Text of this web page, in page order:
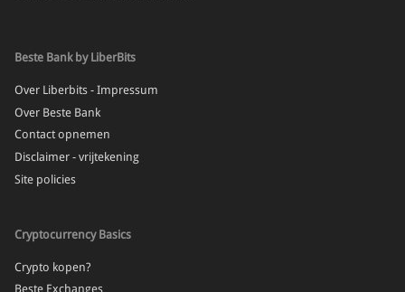
Beste Bank by LiberBits
Over Liberbits - Impressum
Over Beste Bank
Contact opnemen
Disclaimer - vrijtekening
Site policies
Cryptocurrency Basics
Crypto kopen?
Beste Exchanges